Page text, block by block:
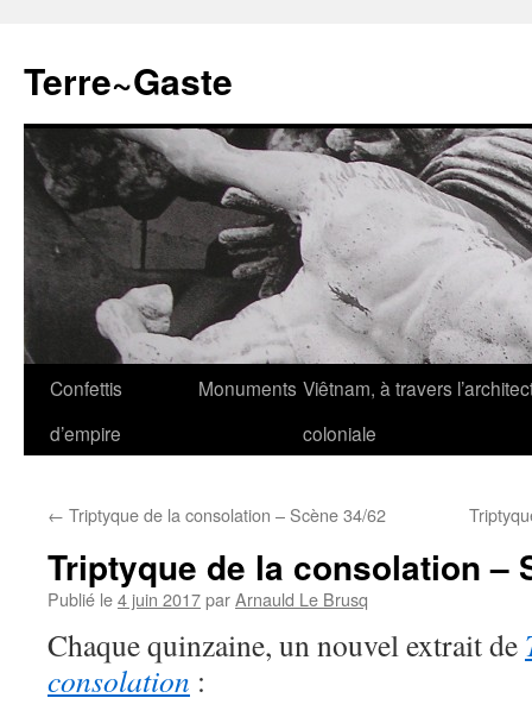
contenu
Terre~Gaste
Confettis
d’empire
Monuments Viêtnam, à travers
coloniale
← Triptyque de la consolation – Scène 34/62
Triptyque de la consolation –
Publié le4 juin 2017parArnauld Le Brusq
Chaque quinzaine, un nouvel extrait de
consolation :